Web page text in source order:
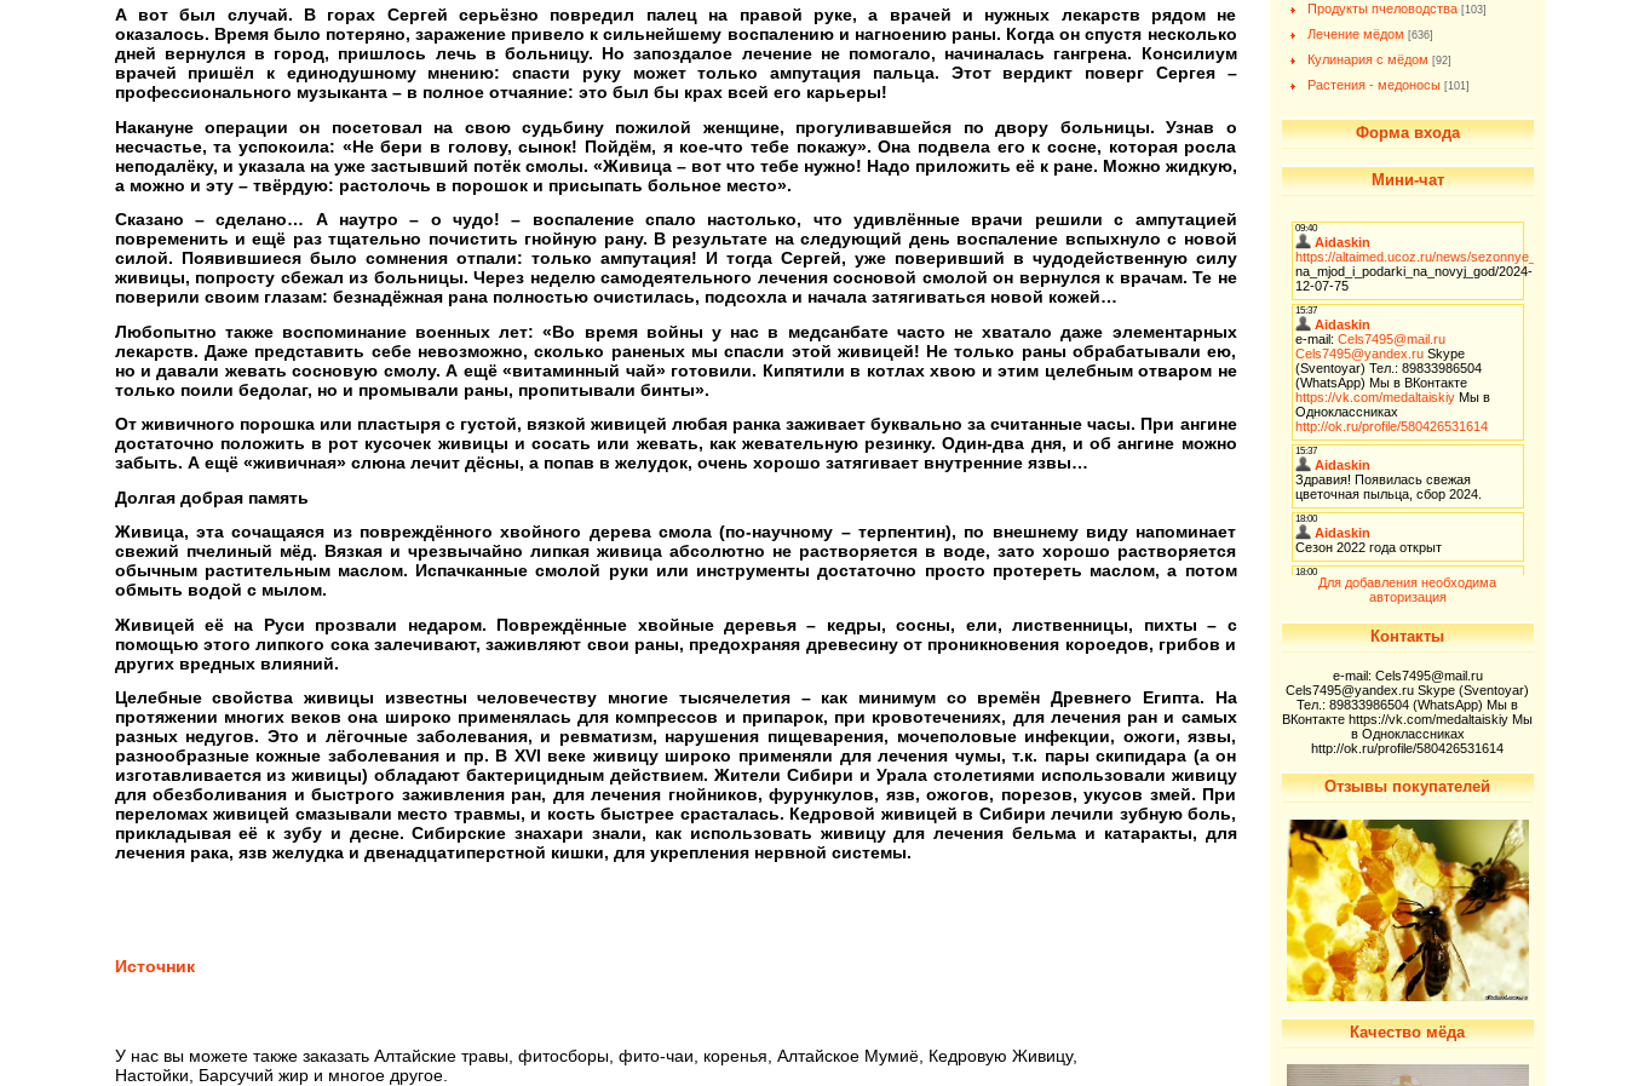
А вот был случай. В горах Сергей серьёзно повредил палец на правой руке, а врачей и нужных лекарств рядом не
оказалось. Время было потеряно, заражение привело к сильнейшему воспалению и нагноению раны. Когда он спустя несколько
дней вернулся в город, пришлось лечь в больницу. Но запоздалое лечение не помогало, начиналась гангрена. Консилиум
врачей пришёл к единодушному мнению: спасти руку может только ампутация пальца. Этот вердикт поверг Сергея –
профессионального музыканта – в полное отчаяние: это был бы крах всей его карьеры!
Накануне операции он посетовал на свою судьбину пожилой женщине, прогуливавшейся по двору больницы. Узнав о
несчастье, та успокоила: «Не бери в голову, сынок! Пойдём, я кое-что тебе покажу». Она подвела его к сосне, которая росла
неподалёку, и указала на уже застывший потёк смолы. «Живица – вот что тебе нужно! Надо приложить её к ране. Можно жидкую,
а можно и эту – твёрдую: растолочь в порошок и присыпать больное место».
Сказано – сделано… А наутро – о чудо! – воспаление спало настолько, что удивлённые врачи решили с ампутацией
повременить и ещё раз тщательно почистить гнойную рану. В результате на следующий день воспаление вспыхнуло с новой
силой. Появившиеся было сомнения отпали: только ампутация! И тогда Сергей, уже поверивший в чудодейственную силу
живицы, попросту сбежал из больницы. Через неделю самодеятельного лечения сосновой смолой он вернулся к врачам. Те не
поверили своим глазам: безнадёжная рана полностью очистилась, подсохла и начала затягиваться новой кожей…
Любопытно также воспоминание военных лет: «Во время войны у нас в медсанбате часто не хватало даже элементарных
лекарств. Даже представить себе невозможно, сколько раненых мы спасли этой живицей! Не только раны обрабатывали ею,
но и давали жевать сосновую смолу. А ещё «витаминный чай» готовили. Кипятили в котлах хвою и этим целебным отваром не
только поили бедолаг, но и промывали раны, пропитывали бинты».
От живичного порошка или пластыря с густой, вязкой живицей любая ранка заживает буквально за считанные часы. При ангине
достаточно положить в рот кусочек живицы и сосать или жевать, как жевательную резинку. Один-два дня, и об ангине можно
забыть. А ещё «живичная» слюна лечит дёсны, а попав в желудок, очень хорошо затягивает внутренние язвы…
Долгая добрая память
Живица, эта сочащаяся из повреждённого хвойного дерева смола (по-научному – терпентин), по внешнему виду напоминает
свежий пчелиный мёд. Вязкая и чрезвычайно липкая живица абсолютно не растворяется в воде, зато хорошо растворяется
обычным растительным маслом. Испачканные смолой руки или инструменты достаточно просто протереть маслом, а потом
обмыть водой с мылом.
Живицей её на Руси прозвали недаром. Повреждённые хвойные деревья – кедры, сосны, ели, лиственницы, пихты – с
помощью этого липкого сока залечивают, заживляют свои раны, предохраняя древесину от проникновения короедов, грибов и
других вредных влияний.
Целебные свойства живицы известны человечеству многие тысячелетия – как минимум со времён Древнего Египта. На
протяжении многих веков она широко применялась для компрессов и припарок, при кровотечениях, для лечения ран и самых
разных недугов. Это и лёгочные заболевания, и ревматизм, нарушения пищеварения, мочеполовые инфекции, ожоги, язвы,
разнообразные кожные заболевания и пр. В ХVI веке живицу широко применяли для лечения чумы, т.к. пары скипидара (а он
изготавливается из живицы) обладают бактерицидным действием. Жители Сибири и Урала столетиями использовали живицу
для обезболивания и быстрого заживления ран, для лечения гнойников, фурункулов, язв, ожогов, порезов, укусов змей. При
переломах живицей смазывали место травмы, и кость быстрее срасталась. Кедровой живицей в Сибири лечили зубную боль,
прикладывая её к зубу и десне. Сибирские знахари знали, как использовать живицу для лечения бельма и катаракты, для
лечения рака, язв желудка и двенадцатиперстной кишки, для укрепления нервной системы.
Источник
У нас вы можете также заказать Алтайские травы, фитосборы, фито-чаи, коренья, Алтайское Мумиё, Кедровую Живицу,
Настойки, Барсучий жир и многое другое.
Продукты пчеловодства [103]
Лечение мёдом [636]
Кулинария с мёдом [92]
Растения - медоносы [101]
Форма входа
Мини-чат
Для добавления необходима
авторизация
Контакты
e-mail: Cels7495@mail.ru
Cels7495@yandex.ru Skype (Sventoyar)
Тел.: 89833986504 (WhatsApp) Мы в
ВКонтакте https://vk.com/medaltaiskiy Мы
в Одноклассниках
http://ok.ru/profile/580426531614
Отзывы покупателей
Качество мёда